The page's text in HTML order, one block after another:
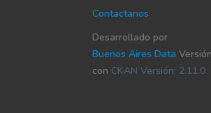
Contactanos
Desarrollado por
Buenos Aires Data
con CKAN Versión: 2.11.0